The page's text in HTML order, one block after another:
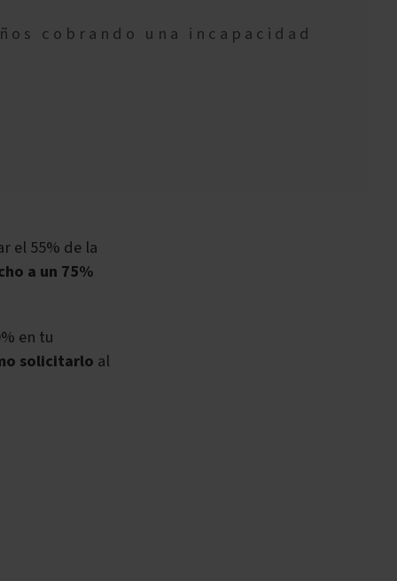
cobrando una incapacidad
el 55% de la
a un 75%
en tu
solicitarlo al